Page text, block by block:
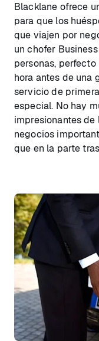
Blacklane ofrece
para que los
que viajen por
un chofer
personas,
hora antes de una
servicio de
especial. No hay
impresionantes de
negocios
que en la parte